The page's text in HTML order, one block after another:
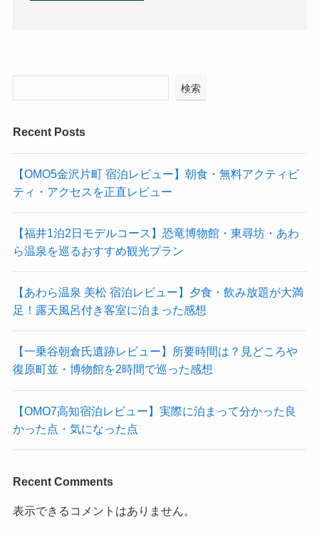
検索
Recent Posts
【OMO5金沢片町 宿泊レビュー】朝食・無料アクティビ
ティ・アクセスを正直レビュー
【福井1泊2日モデルコース】恐竜博物館・東尋坊・あわ
ら温泉を巡るおすすめ観光プラン
【あわら温泉 美松 宿泊レビュー】夕食・飲み放題が大満
足！露天風呂付き客室に泊まった感想
【一乗谷朝倉氏遺跡レビュー】所要時間は？見どころや
復原町並・博物館を2時間で巡った感想
【OMO7高知宿泊レビュー】実際に泊まって分かった良
かった点・気になった点
Recent Comments
表示できるコメントはありません。